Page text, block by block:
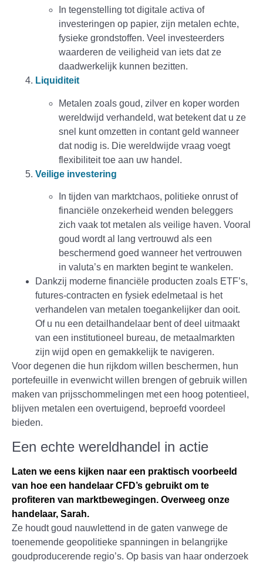
In tegenstelling tot digitale activa of
investeringen op papier, zijn metalen echte,
fysieke grondstoffen. Veel investeerders
waarderen de veiligheid van iets dat ze
daadwerkelijk kunnen bezitten.
Liquiditeit
Metalen zoals goud, zilver en koper worden
wereldwijd verhandeld, wat betekent dat u ze
snel kunt omzetten in contant geld wanneer
dat nodig is. Die wereldwijde vraag voegt
flexibiliteit toe aan uw handel.
Veilige investering
In tijden van marktchaos, politieke onrust of
financiële onzekerheid wenden beleggers
zich vaak tot metalen als veilige haven. Vooral
goud wordt al lang vertrouwd als een
beschermend goed wanneer het vertrouwen
in valuta’s en markten begint te wankelen.
Dankzij moderne financiële producten zoals ETF’s,
futures-contracten en fysiek edelmetaal is het
verhandelen van metalen toegankelijker dan ooit.
Of u nu een detailhandelaar bent of deel uitmaakt
van een institutioneel bureau, de metaalmarkten
zijn wijd open en gemakkelijk te navigeren.
Voor degenen die hun rijkdom willen beschermen, hun
portefeuille in evenwicht willen brengen of gebruik willen
maken van prijsschommelingen met een hoog potentieel,
blijven metalen een overtuigend, beproefd voordeel
bieden.
Een echte wereldhandel in actie
Laten we eens kijken naar een praktisch voorbeeld
van hoe een handelaar CFD’s gebruikt om te
profiteren van marktbewegingen. Overweeg onze
handelaar, Sarah.
Ze houdt goud nauwlettend in de gaten vanwege de
toenemende geopolitieke spanningen in belangrijke
goudproducerende regio’s. Op basis van haar onderzoek